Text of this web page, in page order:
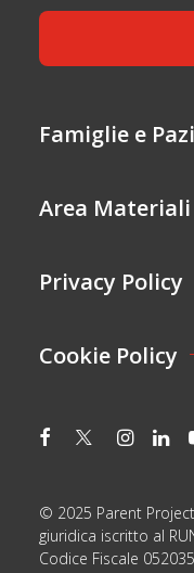
*
E
T
O
*
Famiglie e
Area Materiali
Privacy Policy
Cookie Policy
© 2025 Parent
giuridica iscritto al
Codice Fiscale